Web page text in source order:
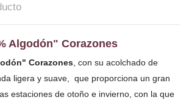
Algodón" Corazones
Corazones, con su acolchado de
ligera y suave, que proporciona un gran
estaciones de otoño e invierno, con la que